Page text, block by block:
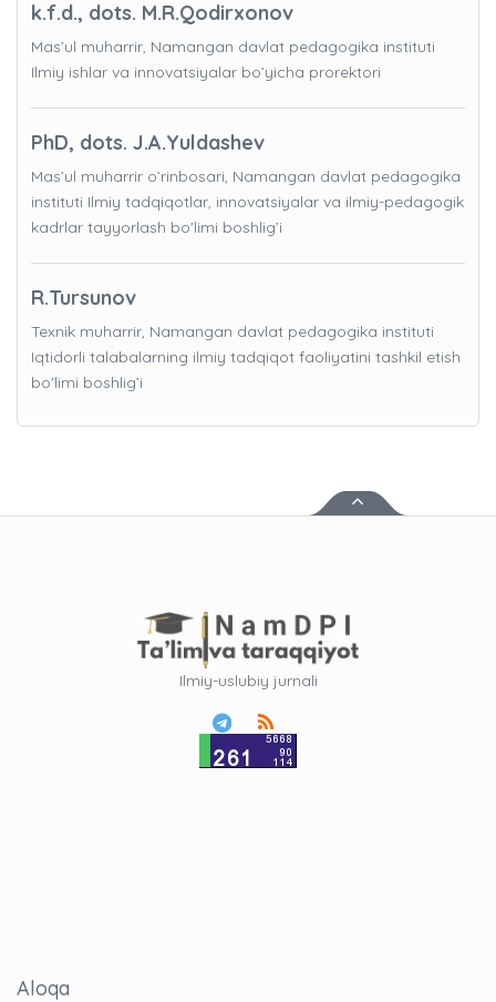
k.f.d., dots. M.R.Qodirxonov
Mas’ul muharrir, Namangan davlat pedagogika instituti
Ilmiy ishlar va innovatsiyalar bo’yicha prorektori
PhD, dots. J.A.Yuldashev
Mas’ul muharrir o’rinbosari, Namangan davlat pedagogika
instituti Ilmiy tadqiqotlar, innovatsiyalar va ilmiy-pedagogik
kadrlar tayyorlash bo'limi boshlig’i
R.Tursunov
Texnik muharrir, Namangan davlat pedagogika instituti
Iqtidorli talabalarning ilmiy tadqiqot faoliyatini tashkil etish
bo'limi boshlig’i
Ilmiy-uslubiy jurnali
Aloqa